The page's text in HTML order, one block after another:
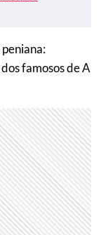
famosos de A